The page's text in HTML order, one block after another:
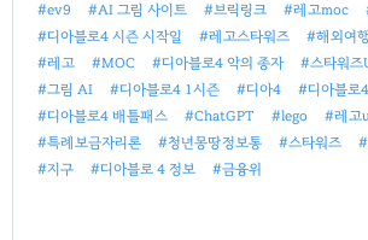
#ev9 #AI 그림 사이트 #브릭링크 #레고moc
#디아블로4 시즌 시작일
#레고스타워즈 #해외여행
#레고
#MOC #디아블로4 악의 종자 #스타워즈
#그림 AI
#디아블로4 1시즌 #디아4
#디아블로
#디아블로4 배틀패스
#ChatGPT #lego #레고
#특례보금자리론
#청년몽땅정보통 #스타워즈
#지구
#디아블로 4 정보 #금융위